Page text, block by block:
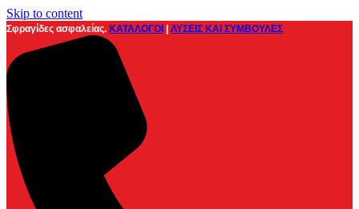
Skip to content
Σφραγίδες ασφαλείας. ΚΑΤΑΛΟΓΟΙ ΛΥΣΕΙΣ ΚΑΙ ΣΥΜΒΟΥΛΕΣ